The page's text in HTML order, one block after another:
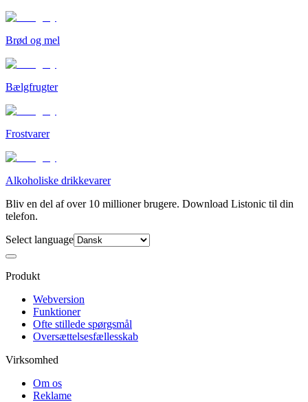
Brød og mel
Bælgfrugter
Frostvarer
Alkoholiske drikkevarer
Bliv en del af over 10 millioner brugere. Download Listonic til din
telefon.
Select language
Produkt
Webversion
Funktioner
Ofte stillede spørgsmål
Oversættelsesfællesskab
Virksomhed
Om os
Reklame